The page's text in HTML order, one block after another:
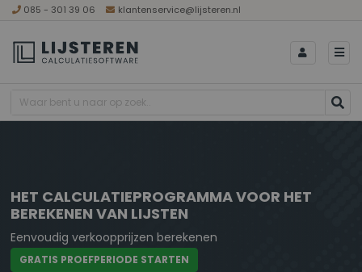
085 - 301 39 06 klantenservice@lijsteren.nl
HET CALCULATIEPROGRAMMA VOOR HET
BEREKENEN VAN LIJSTEN
Eenvoudig verkoopprijzen berekenen
GRATIS PROEFPERIODE STARTEN